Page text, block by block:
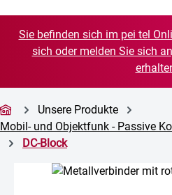
Sie befinden sich im pei tel
sich oder melden Sie sich
Unsere Produkte
Mobil- und Objektfunk - Passive
DC-Block
Bildergalerie überspringen